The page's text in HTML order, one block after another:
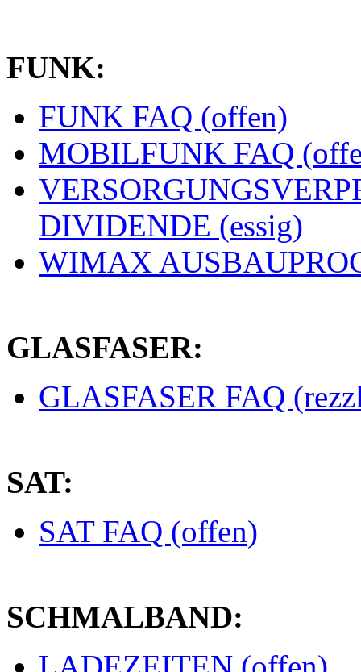
FUNK:
FUNK FAQ (offen)
MOBILFUNK FAQ
DIVIDENDE (essig)
WIMAX
GLASFASER:
GLASFASER FAQ
SAT:
SAT FAQ (offen)
SCHMALBAND: